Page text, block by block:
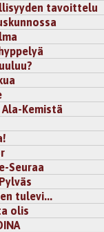
tavoittelu
Kemistä
Seuraa
tulevi...
olis